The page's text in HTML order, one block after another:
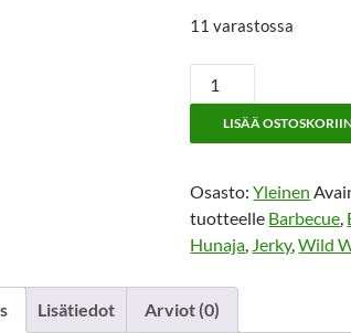
11 varastossa
Wild
West
Beef
Honey
BBQ
60g
määrä
LISÄÄ
Osasto:Yleinen
tuotteelle Barbecue,
Hunaja, Jerky,Wild
Lisätiedot Arviot (0)